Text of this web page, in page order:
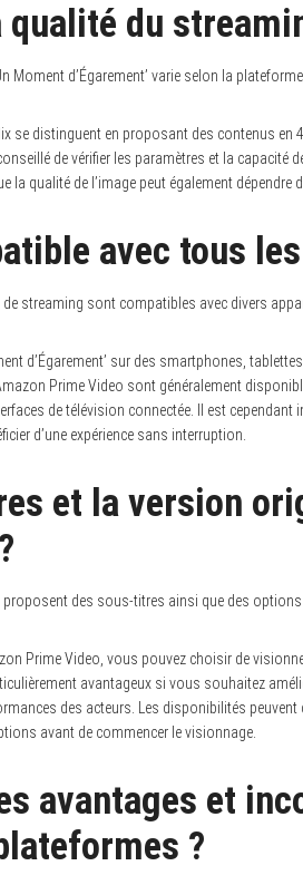
qualité du
Moment d’Égarement’ varie selon la
se distinguent en proposant des contenus en
de vérifier les paramètres et la capacité
la qualité de l’image peut également dépendre
avec tous
streaming sont compatibles avec divers
d’Égarement’ sur des smartphones,
Prime Video sont généralement
de télévision connectée. Il est
d’une expérience sans interruption.
et la version
des sous-titres ainsi que des
Prime Video, vous pouvez choisir de
avantageux si vous souhaitez
des acteurs. Les disponibilités
avant de commencer le visionnage.
avantages et
?